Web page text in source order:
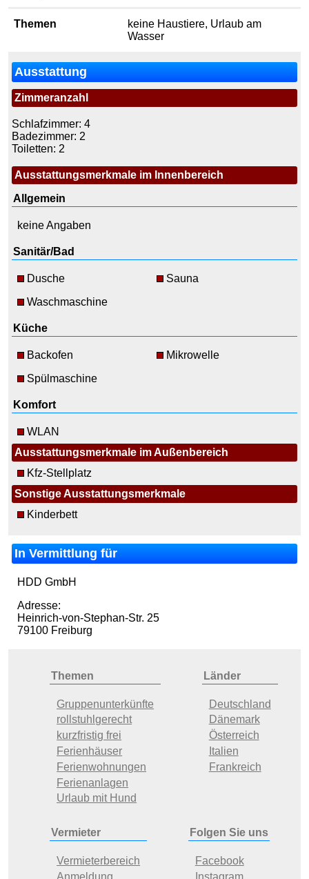
Themen
keine Haustiere, Urlaub am
Wasser
Ausstattung
Zimmeranzahl
Schlafzimmer: 4
Badezimmer: 2
Toiletten: 2
Ausstattungsmerkmale im Innenbereich
Allgemein
keine Angaben
Sanitär/Bad
Dusche
Sauna
Waschmaschine
Küche
Backofen
Mikrowelle
Spülmaschine
Komfort
WLAN
Ausstattungsmerkmale im Außenbereich
Kfz-Stellplatz
Sonstige Ausstattungsmerkmale
Kinderbett
In Vermittlung für
HDD GmbH
Adresse:
Heinrich-von-Stephan-Str. 25
79100 Freiburg
Themen
Gruppenunterkünfte
rollstuhlgerecht
kurzfristig frei
Ferienhäuser
Ferienwohnungen
Ferienanlagen
Urlaub mit Hund
Länder
Deutschland
Dänemark
Österreich
Italien
Frankreich
Vermieter
Vermieterbereich
Anmeldung
Folgen Sie uns
Facebook
Instagram